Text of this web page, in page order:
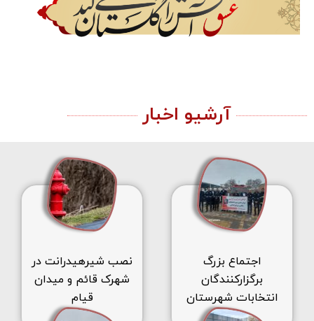
آرشیو اخبار
اجتماع بزرگ
برگزارکنندگان
انتخابات شهرستان
اراک
نصب شیرهیدرانت در
شهرک قائم و میدان
قیام